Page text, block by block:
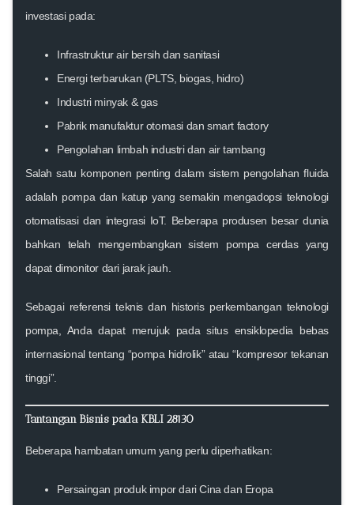
investasi pada:
Infrastruktur air bersih dan sanitasi
Energi terbarukan (PLTS, biogas, hidro)
Industri minyak & gas
Pabrik manufaktur otomasi dan smart factory
Pengolahan limbah industri dan air tambang
Salah satu komponen penting dalam sistem pengolahan fluida
adalah pompa dan katup yang semakin mengadopsi teknologi
otomatisasi dan integrasi IoT. Beberapa produsen besar dunia
bahkan telah mengembangkan sistem pompa cerdas yang
dapat dimonitor dari jarak jauh.
Sebagai referensi teknis dan historis perkembangan teknologi
pompa, Anda dapat merujuk pada situs ensiklopedia bebas
internasional tentang “pompa hidrolik” atau “kompresor tekanan
tinggi”.
Tantangan Bisnis pada KBLI 28130
Beberapa hambatan umum yang perlu diperhatikan:
Persaingan produk impor dari Cina dan Eropa